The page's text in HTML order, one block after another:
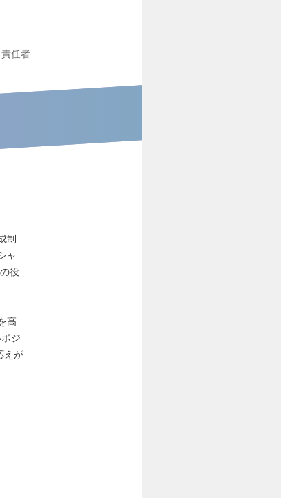
任者
制
ャ
役
高
ジ
えが